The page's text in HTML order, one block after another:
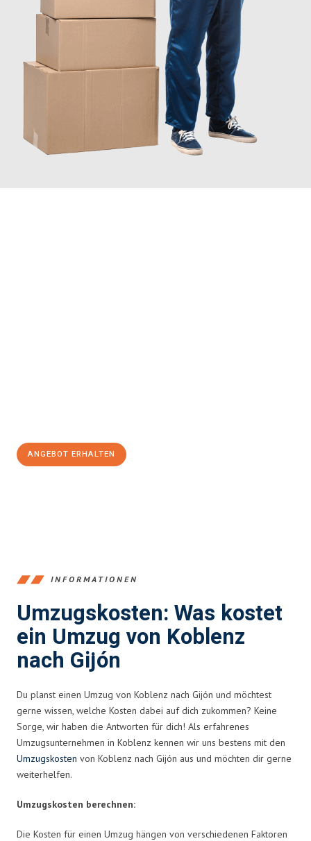
ANGEBOT ERHALTEN
INFORMATIONEN
Umzugskosten: Was kostet
ein Umzug von Koblenz
nach Gijón
Du planst einen Umzug von Koblenz nach Gijón und möchtest
gerne wissen, welche Kosten dabei auf dich zukommen? Keine
Sorge, wir haben die Antworten für dich! Als erfahrenes
Umzugsunternehmen in Koblenz kennen wir uns bestens mit den
Umzugskosten von Koblenz nach Gijón aus und möchten dir gerne
weiterhelfen.
Umzugskosten berechnen:
Die Kosten für einen Umzug hängen von verschiedenen Faktoren